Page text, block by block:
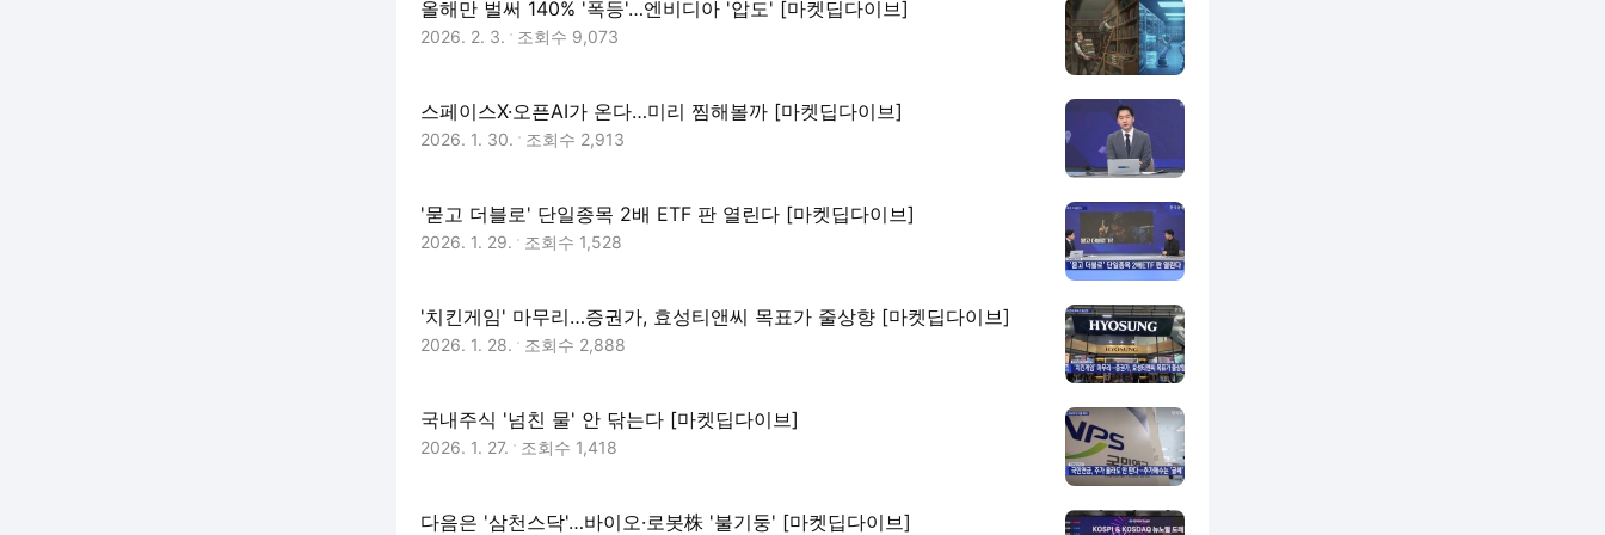
올해만 벌써 140% '폭등'…엔비디아 '압도' [마켓딥다이브]
2026. 2. 3. 조회수 9,073
스페이스X·오픈AI가 온다…미리 찜해볼까 [마켓딥다이브]
2026. 1. 30. 조회수 2,913
'묻고 더블로' 단일종목 2배 ETF 판 열린다 [마켓딥다이브]
2026. 1. 29. 조회수 1,528
'치킨게임' 마무리…증권가, 효성티앤씨 목표가 줄상향 [마켓딥다이브]
2026. 1. 28. 조회수 2,888
국내주식 '넘친 물' 안 닦는다 [마켓딥다이브]
2026. 1. 27. 조회수 1,418
다음은 '삼천스닥'…바이오·로봇株 '불기둥' [마켓딥다이브]